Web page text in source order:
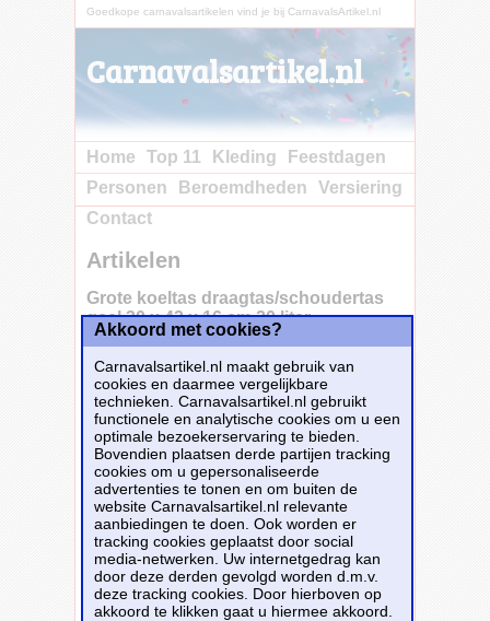
Goedkope carnavalsartikelen vind je bij CarnavalsArtikel.nl
Carnavalsartikel.nl
Home Top 11 Kleding
Feestdagen
Personen
Beroemdheden
Versiering
Contact
Artikelen
Grote koeltas draagtas/schoudertas
geel 30 x 43 x 16 cm 20 liter
Grote koeltas draagtas/schoudertas met
voorvak en lange hengels. Kleur: geel.
Afmeting: ca. 30 x 43 x 16 cm. Inhoud: ca. 20
liter. Materiaal: pongee/polyester, PE
schuimkorrels.
Dit carnavalsartikelGrote koeltas
draagtas/schoudertas geel 30 x 43 x 16 cm
20 literis te bestellen bijPartyshopper.nl
€ 14,99.
Bestellen
Akkoord met cookies?
Carnavalsartikel.nl maakt gebruik van
cookies en daarmee vergelijkbare
technieken. Carnavalsartikel.nl gebruikt
functionele en analytische cookies om u een
optimale bezoekerservaring te bieden.
Bovendien plaatsen derde partijen tracking
cookies om u gepersonaliseerde
advertenties te tonen en om buiten de
website Carnavalsartikel.nl relevante
aanbiedingen te doen. Ook worden er
tracking cookies geplaatst door social
media-netwerken. Uw internetgedrag kan
door deze derden gevolgd worden d.m.v.
deze tracking cookies. Door hierboven op
akkoord te klikken gaat u hiermee akkoord.